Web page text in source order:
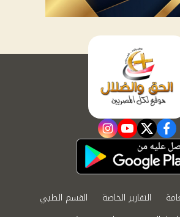
facebook
twitter
youtube
instagram
التقارير الخاصة
القسم الطبي